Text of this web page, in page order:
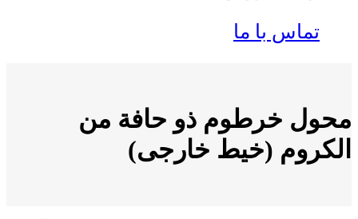
تماس با ما
محول خرطوم ذو حافة من
الكروم (خيط خارجی)